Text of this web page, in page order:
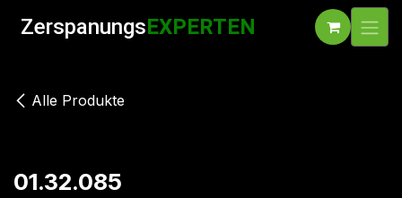
ZerspanungsEXPERTEN
Alle Produkte
01.32.085